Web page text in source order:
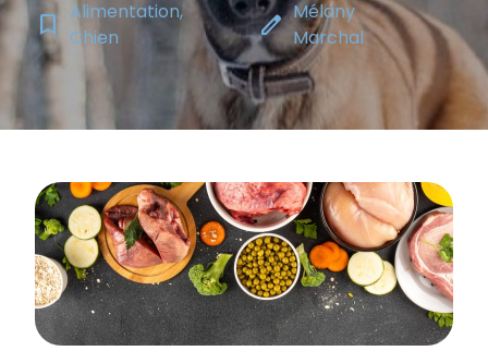
bookmark_border
Alimentation,
Chien
edit Mélany
Marchal